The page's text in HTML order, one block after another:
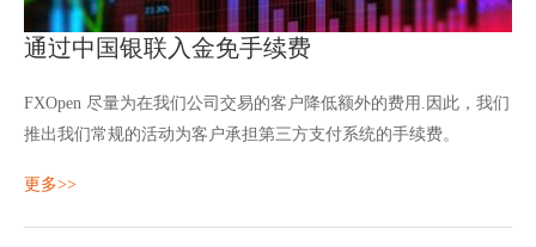
通过中国银联入金免手续费
FXOpen 尽量为在我们公司交易的客户降低额外的费用.因此，我们
推出我们常规的活动为客户承担第三方支付系统的手续费。
更多>>